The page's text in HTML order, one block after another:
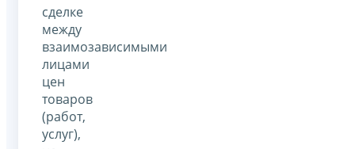
сделке
между
взаимозависимыми
лицами
цен
товаров
(работ,
услуг),